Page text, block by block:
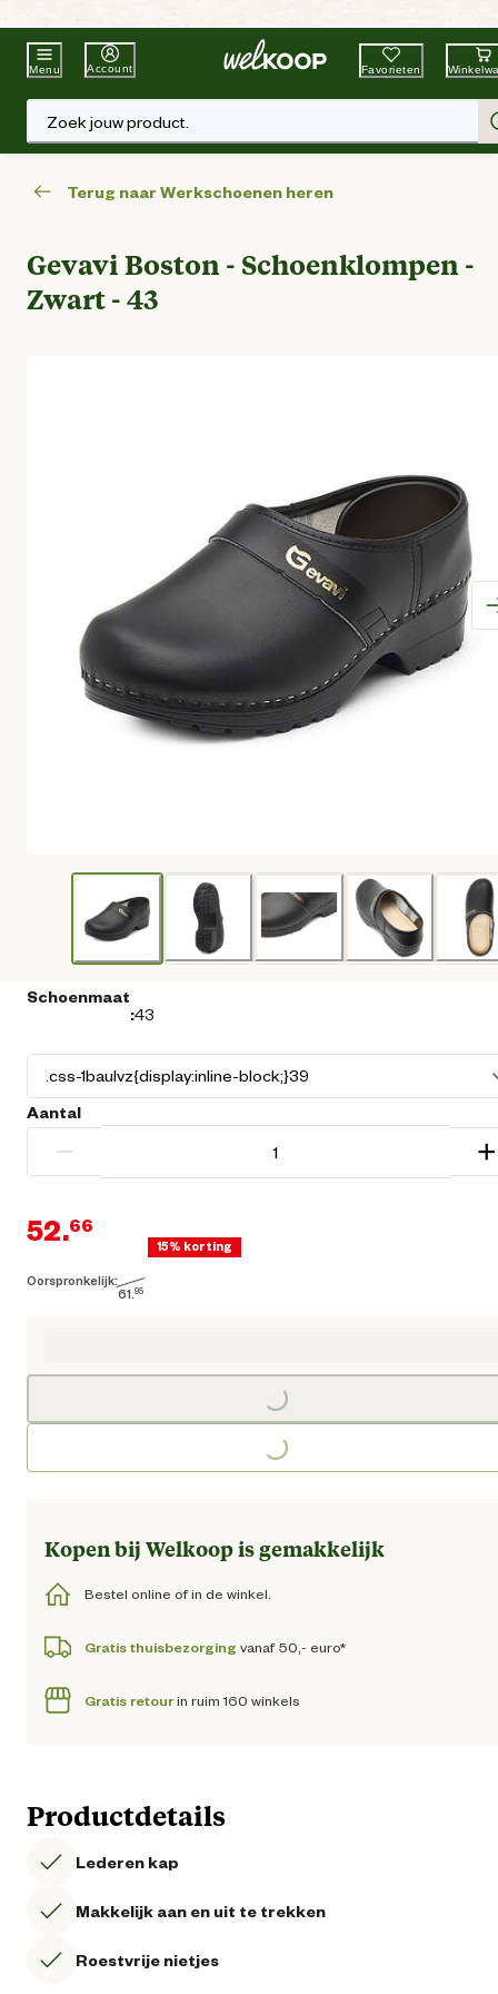
Beste WinkelketenTuin & Dier
Menu Account Favorieten
Zoek jouw product.
Terug naar Werkschoenen heren
Gevavi Boston - Schoenklompen -
Zwart - 43
Schoenmaat
:43
Aantal
− +
Oorspronkelijk:
61.95
52.66
Huidige prijs € 52,66
15% korting
Loading...
Loading...
Kopen bij Welkoop is gemakkelijk
Bestel online of in de winkel.
Gratis thuisbezorging vanaf 50,- euro*
Gratis retourin ruim 160 winkels
Productdetails
Lederen kap
Makkelijk aan en uit te trekken
Roestvrije nietjes